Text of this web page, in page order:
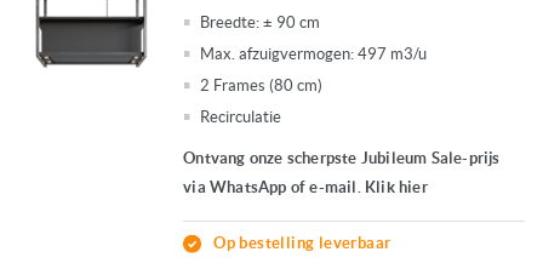
Breedte: ± 90 cm
Max. afzuigvermogen: 497 m3/u
2 Frames (80 cm)
Recirculatie
Ontvang onze scherpste Jubileum Sale-prijs
via WhatsApp of e-mail. Klik hier
Op bestelling leverbaar